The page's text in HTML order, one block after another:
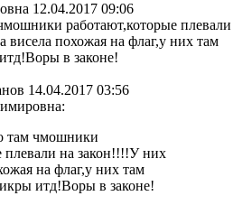
12.04.2017 09:06
работают,которые плевали
висела похожая на флаг,у них там
в законе!
14.04.2017 03:56
там чмошники
плевали на закон!!!!У них
на флаг,у них там
итд!Воры в законе!